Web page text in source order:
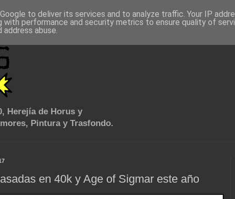
Herejía de Horus y
Pintura y Trasfondo.
en 40k y Age of Sigmar este año
to deliver its services and to analyze traffic. Your IP
with performance and security metrics to ensure quality of
abuse.